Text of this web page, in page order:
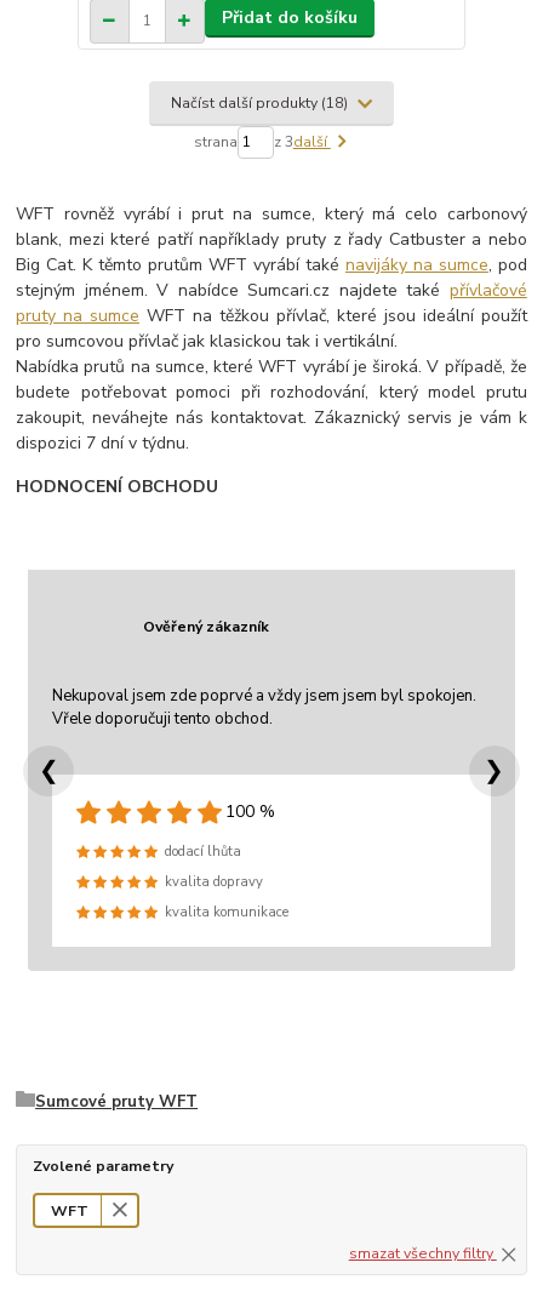
Zvolené parametry
WFT
smazat všechny filtry
Přidat do košíku
Načíst další produkty (18)
strana z 3další
WFT rovněž vyrábí i prut na sumce, který má celo carbonový
blank, mezi které patří napříklady pruty z řady Catbuster a nebo
Big Cat. K těmto prutům WFT vyrábí také navijáky na sumce, pod
stejným jménem. V nabídce Sumcari.cz najdete také přívlačové
pruty na sumce WFT na těžkou přívlač, které jsou ideální použít
pro sumcovou přívlač jak klasickou tak i vertikální.
Nabídka prutů na sumce, které WFT vyrábí je široká. V případě, že
budete potřebovat pomoci při rozhodování, který model prutu
zakoupit, neváhejte nás kontaktovat. Zákaznický servis je vám k
dispozici 7 dní v týdnu.
HODNOCENÍ OBCHODU
Ověřený zákazník
Nekupoval jsem zde poprvé a vždy jsem jsem byl spokojen.
Vřele doporučuji tento obchod.
100 %
dodací lhůta
kvalita dopravy
kvalita komunikace
❮ ❯
Sumcové pruty WFT